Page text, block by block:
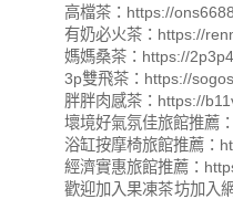
高檔茶：https://
有奶必火茶：https://
媽媽桑茶：https://
3p雙飛茶：https://
胖胖肉感茶：https://
壞境好氣氛佳旅館推薦
浴缸按摩椅旅館推薦：
經濟實惠旅館推薦：
歡迎加入果凍茶坊加入